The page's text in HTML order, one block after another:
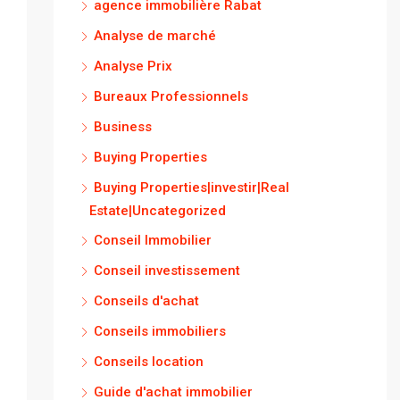
agence immobilière Rabat
Analyse de marché
Analyse Prix
Bureaux Professionnels
Business
Buying Properties
Buying Properties|investir|Real
Estate|Uncategorized
Conseil Immobilier
Conseil investissement
Conseils d'achat
Conseils immobiliers
Conseils location
Guide d'achat immobilier